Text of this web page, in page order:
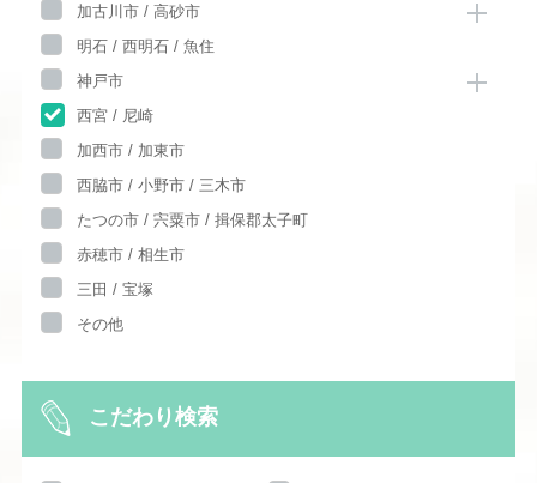
加古川市 / 高砂市
明石 / 西明石 / 魚住
神戸市
西宮 / 尼崎
加西市 / 加東市
西脇市 / 小野市 / 三木市
たつの市 / 宍粟市 / 揖保郡太子町
赤穂市 / 相生市
三田 / 宝塚
その他
こだわり検索